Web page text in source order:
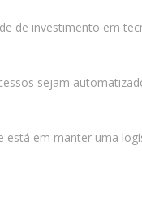
de investimento em
sejam
em manter uma